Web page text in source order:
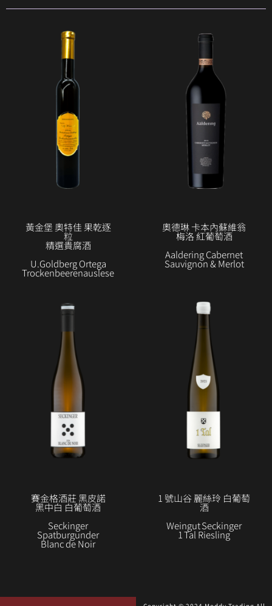
黃金堡 奧特佳 果乾逐
粒
精選貴腐酒
U.Goldberg Ortega
Trockenbeerenauslese
奧德琳 卡本內蘇維翁
梅洛 紅葡萄酒
Aaldering Cabernet
Sauvignon & Merlot
賽金格酒莊 黑皮諾
黑中白 白葡萄酒
Seckinger
Spatburgunder
Blanc de Noir
1 號山谷 麗絲玲 白葡萄
酒
Weingut Seckinger
1 Tal Riesling